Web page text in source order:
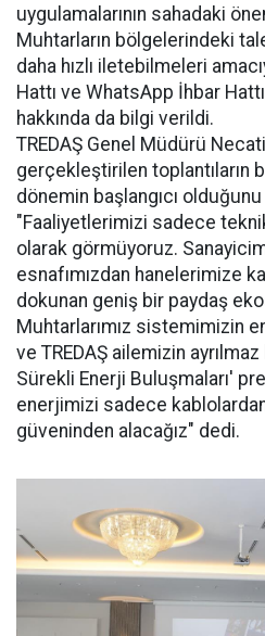
uygulamalarının sahadaki
Muhtarların bölgelerindeki
daha hızlı iletebilmeleri
Hattı ve WhatsApp İhbar
hakkında da bilgi verildi.
TREDAŞ Genel Müdürü
gerçekleştirilen toplantıların
dönemin başlangıcı
"Faaliyetlerimizi sadece
olarak görmüyoruz.
esnafımızdan hanelerimize
dokunan geniş bir paydaş
Muhtarlarımız sistemimizin
ve TREDAŞ ailemizin
Sürekli Enerji Buluşmaları'
enerjimizi sadece
güveninden alacağız" dedi.